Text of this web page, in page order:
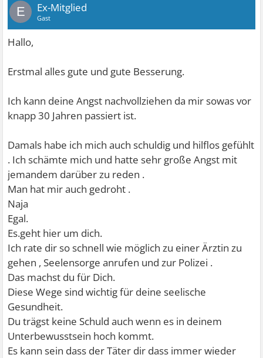
E Ex-Mitglied
Gast
Hallo,
Erstmal alles gute und gute Besserung.
Ich kann deine Angst nachvollziehen da mir sowas vor
knapp 30 Jahren passiert ist.
Damals habe ich mich auch schuldig und hilflos gefühlt
. Ich schämte mich und hatte sehr große Angst mit
jemandem darüber zu reden .
Man hat mir auch gedroht .
Naja
Egal.
Es.geht hier um dich.
Ich rate dir so schnell wie möglich zu einer Ärztin zu
gehen , Seelensorge anrufen und zur Polizei .
Das machst du für Dich.
Diese Wege sind wichtig für deine seelische
Gesundheit.
Du trägst keine Schuld auch wenn es in deinem
Unterbewusstsein hoch kommt.
Es kann sein dass der Täter dir dass immer wieder